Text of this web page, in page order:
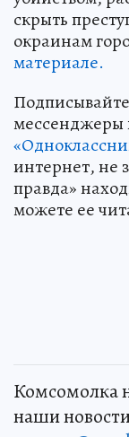
скрыть
окраинам
материале.
мессенджеры
интернет, не
правда»
можете ее
Комсомолка
наши